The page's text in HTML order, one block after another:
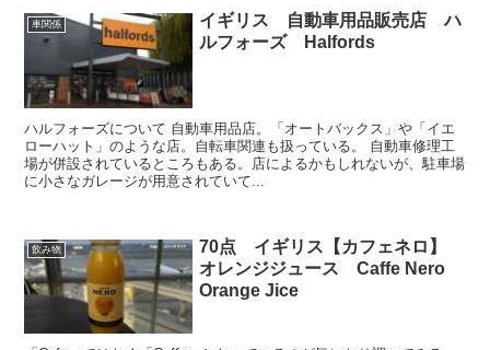
車関係
イギリス 自動車用品販売店 ハ
ルフォーズ Halfords
ハルフォーズについて 自動車用品店。「オートバックス」や「イエ
ローハット」のような店。自転車関連も扱っている。 自動車修理工
場が併設されているところもある。店によるかもしれないが、駐車場
に小さなガレージが用意されていて...
飲み物
70点 イギリス【カフェネロ】
オレンジジュース Caffe Nero
Orange Jice